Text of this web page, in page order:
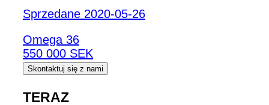
Sprzedane 2020-05-26
Omega 36
550 000 SEK
Skontaktuj się z nami
TERAZ